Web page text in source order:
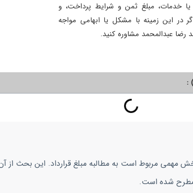
یا خدمات، مبلغ ثمن و شرایط پرداخت، و
در این زمینه با مشکل یا ابهامی مواجه
عبدالمحمد مشاوره کنید.
:
مهمی مربوط است به مطالبه مبلغ قرارداد. این بحث از
مطرح شده است.